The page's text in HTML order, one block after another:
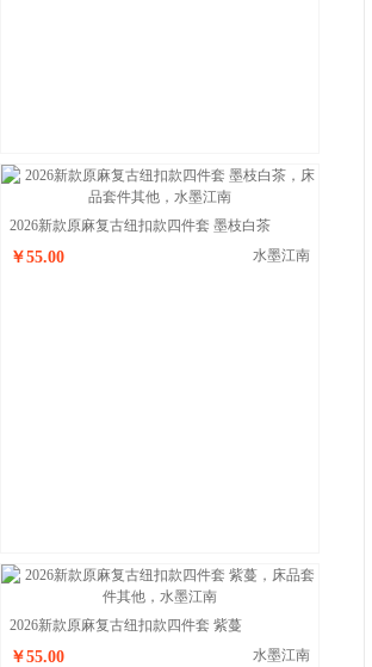
2026新款原麻复古纽扣款四件套 墨枝白茶
￥55.00 水墨江南
2026新款原麻复古纽扣款四件套 紫蔓
￥55.00 水墨江南